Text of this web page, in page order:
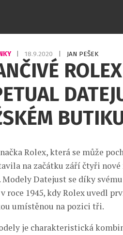
18.9.2020 JAN PEŠEK
Rolex, která se může
na začátku září čtyři nové
Modely Datejust se díky
roce 1945, kdy Rolex uvedl
umístěnou na pozici tři.
je charakteristická